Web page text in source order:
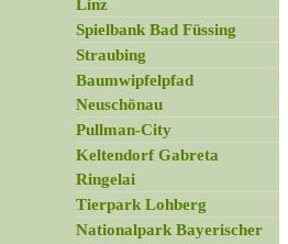
Linz
Spielbank Bad Füssing
Straubing
Baumwipfelpfad
Neuschönau
Pullman-City
Keltendorf Gabreta
Ringelai
Tierpark Lohberg
Nationalpark Bayerischer